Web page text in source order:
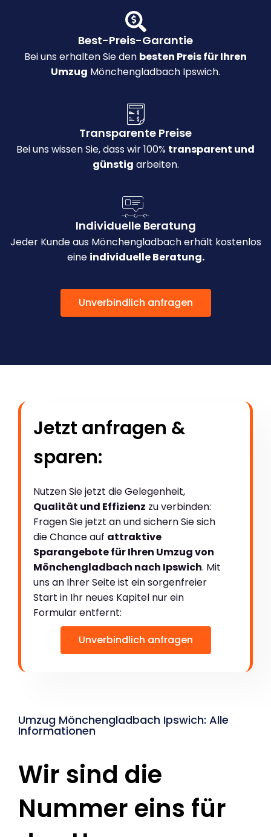
Best-Preis-Garantie
Bei uns erhalten Sie den besten Preis für Ihren
Umzug Mönchengladbach Ipswich.
Transparente Preise
Bei uns wissen Sie, dass wir 100% transparent und
günstig arbeiten.
Individuelle Beratung
Jeder Kunde aus Mönchengladbach erhält kostenlos
eine individuelle Beratung.
Unverbindlich anfragen
Jetzt anfragen &
sparen:
Nutzen Sie jetzt die Gelegenheit,
Qualität und Effizienz zu verbinden:
Fragen Sie jetzt an und sichern Sie sich
die Chance auf attraktive
Sparangebote für Ihren Umzug von
Mönchengladbach nach Ipswich. Mit
uns an Ihrer Seite ist ein sorgenfreier
Start in Ihr neues Kapitel nur ein
Formular entfernt:
Unverbindlich anfragen
Umzug Mönchengladbach Ipswich: Alle
Informationen
Wir sind die
Nummer eins für